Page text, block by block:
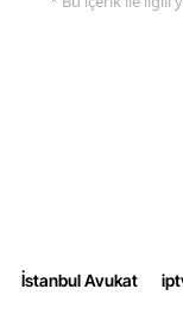
İstanbul Avukat